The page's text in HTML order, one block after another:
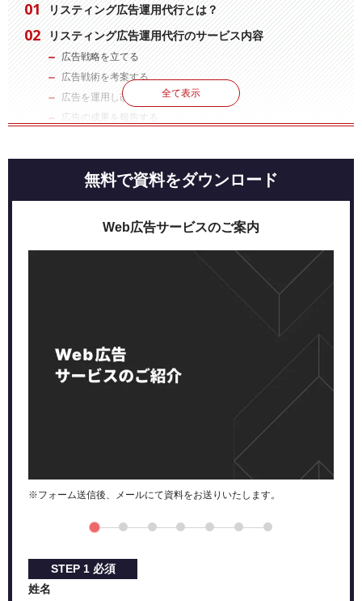
リスティング広告運用代行とは？
リスティング広告運用代行のサービス内容
広告戦略を立てる
広告戦術を考案する
広告を運用し改善する
広告の成果を報告する
リスティング広告運用代行を依頼できる代理店一覧比較
株式会社ジオコード
株式会社クロスバズ
株式会社オンジン
1か月から運用代行を依頼できる代理店
費用相場
費用の決まり方
リスティング広告運用代行の事例
BtoBサービス（映像制作サービス）の事例
全て表示
無料で資料をダウンロード
※フォーム送信後、メールにて資料をお送りいたします。
Web広告サービスのご案内
STEP 1 必須
姓名